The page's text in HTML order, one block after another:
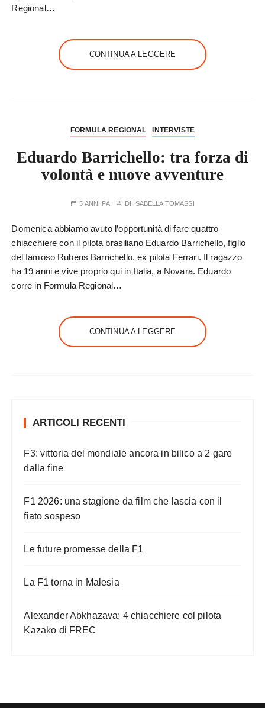
Regional…
CONTINUA A LEGGERE
FORMULA REGIONAL INTERVISTE
Eduardo Barrichello: tra forza di
volontà e nuove avventure
5 ANNI FA DI ISABELLA TOMASSI
Domenica abbiamo avuto l’opportunità di fare quattro
chiacchiere con il pilota brasiliano Eduardo Barrichello, figlio
del famoso Rubens Barrichello, ex pilota Ferrari. Il ragazzo
ha 19 anni e vive proprio qui in Italia, a Novara. Eduardo
corre in Formula Regional…
CONTINUA A LEGGERE
ARTICOLI RECENTI
F3: vittoria del mondiale ancora in bilico a 2 gare
dalla fine
F1 2026: una stagione da film che lascia con il
fiato sospeso
Le future promesse della F1
La F1 torna in Malesia
Alexander Abkhazava: 4 chiacchiere col pilota
Kazako di FREC